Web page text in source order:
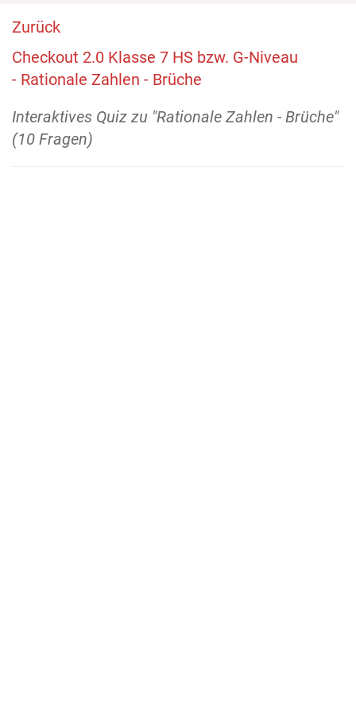
Zurück
Checkout 2.0 Klasse 7 HS bzw. G-Niveau
- Rationale Zahlen - Brüche
Interaktives Quiz zu "Rationale Zahlen - Brüche"
(10 Fragen)